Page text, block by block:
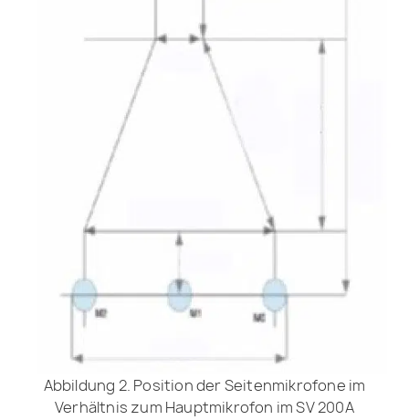
Abbildung 2. Position der Seitenmikrofone im
Verhältnis zum Hauptmikrofon im SV 200A